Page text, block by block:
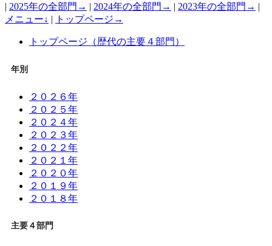
| 2025年の全部門→ | 2024年の全部門→ | 2023年の全部門→ |
メニュー↓ | トップページ→
トップページ（歴代の主要４部門）
年別
２０２６年
２０２５年
２０２４年
２０２３年
２０２２年
２０２１年
２０２０年
２０１９年
２０１８年
主要４部門